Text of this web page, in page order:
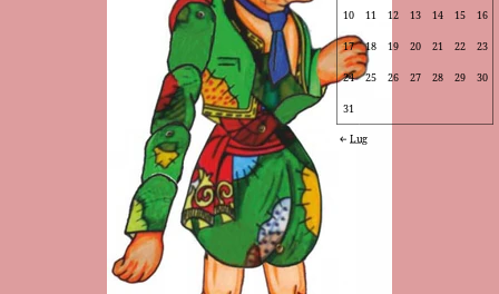
10 11 12 13 14 15 16
17 18 19 20 21 22 23
24 25 26 27 28 29 30
31
Lug